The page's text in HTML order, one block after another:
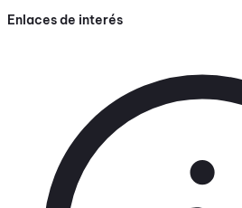
Enlaces de interés